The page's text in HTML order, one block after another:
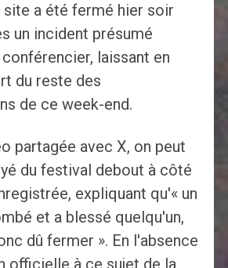
site a été fermé hier soir
un incident présumé
laissant en
du reste des
de ce week-end.
partagée avec X, on peut
du festival debout à côté
expliquant qu'« un
et a blessé quelqu'un,
dû fermer ». En l'absence
officielle à ce sujet de la